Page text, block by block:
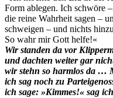
Form ablegen. Ich schwöre
die reine Wahrheit sagen –
schweigen – und nichts
So wahr mir Gott helfe!«
Wir standen da vor
und dachten weiter gar
wir stehn so harmlos da …
ich sag noch zu
ich sage: »Kimmes!« sag